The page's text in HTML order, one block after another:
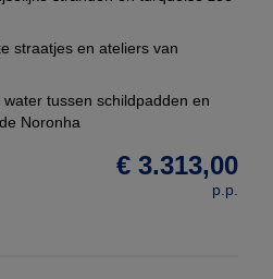
straatjes en ateliers van
tussen schildpadden en
Noronha
€ 3.313,00
p.p.